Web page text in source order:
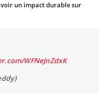
un impact durable sur
WFNeJnZdxK